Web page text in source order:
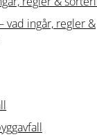
vad ingår, regler &